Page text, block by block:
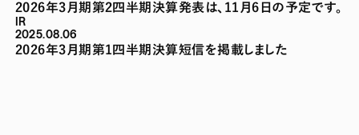
2026年3月期第2四半期決算発表は、11月6日の予定です。
IR
2025.08.06
2026年3月期第1四半期決算短信を掲載しました